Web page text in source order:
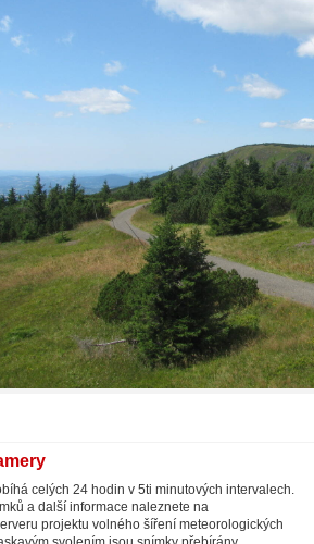
celých 24 hodin v 5ti minutových intervalech.
a další informace naleznete na
projektu volného šíření meteorologických